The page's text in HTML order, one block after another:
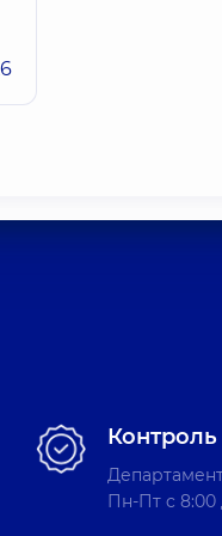
Контроль
Пн-Пт c 8:00